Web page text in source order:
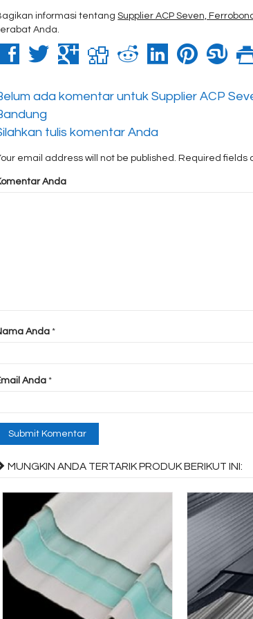
informasi tentangSupplier ACP Seven,
Anda.
ada komentar untuk Supplier ACP
tulis komentar Anda
email address will not be published. Required fields
Anda
Anda *
Anda *
MUNGKIN ANDA TERTARIK PRODUK BERIKUT INI: